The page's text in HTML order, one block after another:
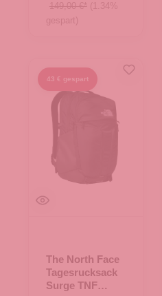
149,00 €* (1.34%
gespart)
43 € gespart
The North Face
Tagesrucksack
Surge TNF